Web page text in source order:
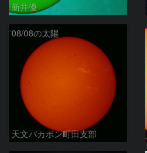
新井優
08/08の太陽
天文バカボン町田支部